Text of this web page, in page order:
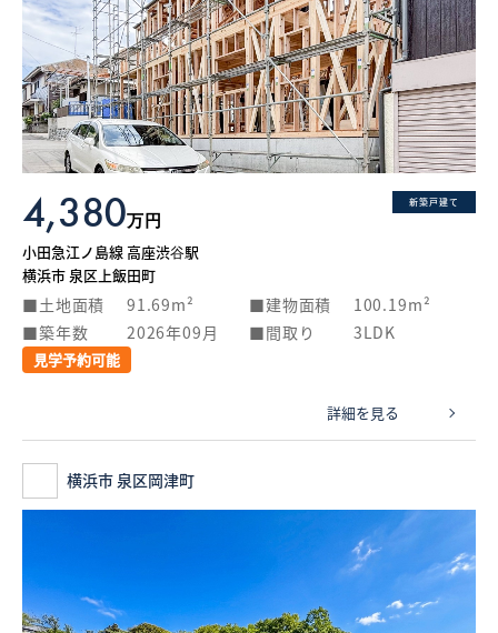
新築戸建て
4,380万円
小田急江ノ島線 高座渋谷駅
横浜市 泉区上飯田町
土地面積 91.69m² 建物面積
100.19m²
築年数
2026年09月 間取り 3LDK
見学予約可能
詳細を見る
横浜市 泉区岡津町